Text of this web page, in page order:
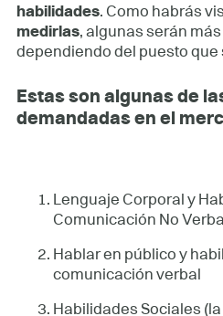
habilidades. Como habrás
medirlas, algunas serán
dependiendo del puesto que
Estas son algunas de
demandadas en el
Lenguaje Corporal y
Comunicación No Verbal
Hablar en público y
comunicación verbal
Habilidades Sociales